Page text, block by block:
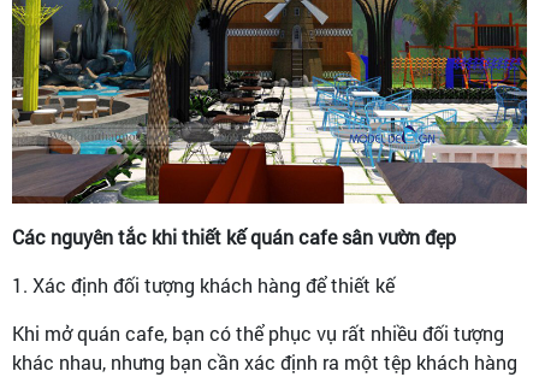
Các nguyên tắc khi thiết kế quán cafe sân vườn đẹp
1. Xác định đối tượng khách hàng để thiết kế
Khi mở quán cafe, bạn có thể phục vụ rất nhiều đối tượng
khác nhau, nhưng bạn cần xác định ra một tệp khách hàng